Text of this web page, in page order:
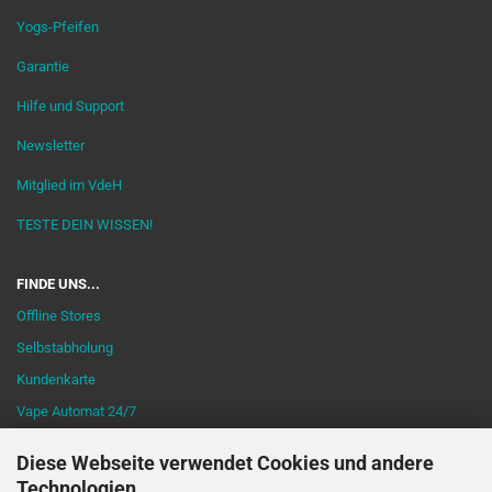
Diese Webseite verwendet Cookies und andere
Yogs-Pfeifen
Garantie
Hilfe und Support
Newsletter
Mitglied im VdeH
TESTE DEIN WISSEN!
FINDE UNS...
Offline Stores
Selbstabholung
Kundenkarte
Vape Automat 24/7